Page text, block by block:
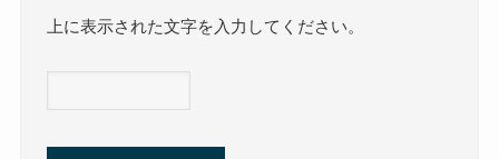
上に表示された文字を入力してください。